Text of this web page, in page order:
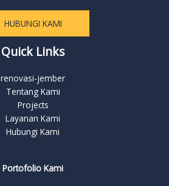
HUBUNGI KAMI
Quick Links
renovasi-jember
Tentang Kami
Projects
Layanan Kami
Hubungi Kami
Portofolio Kami